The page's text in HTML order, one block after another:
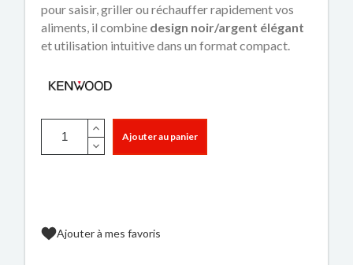
pour saisir, griller ou réchauffer rapidement vos
aliments, il combine design noir/argent élégant
et utilisation intuitive dans un format compact.
Ajouter au panier
Ajouter à mes favoris